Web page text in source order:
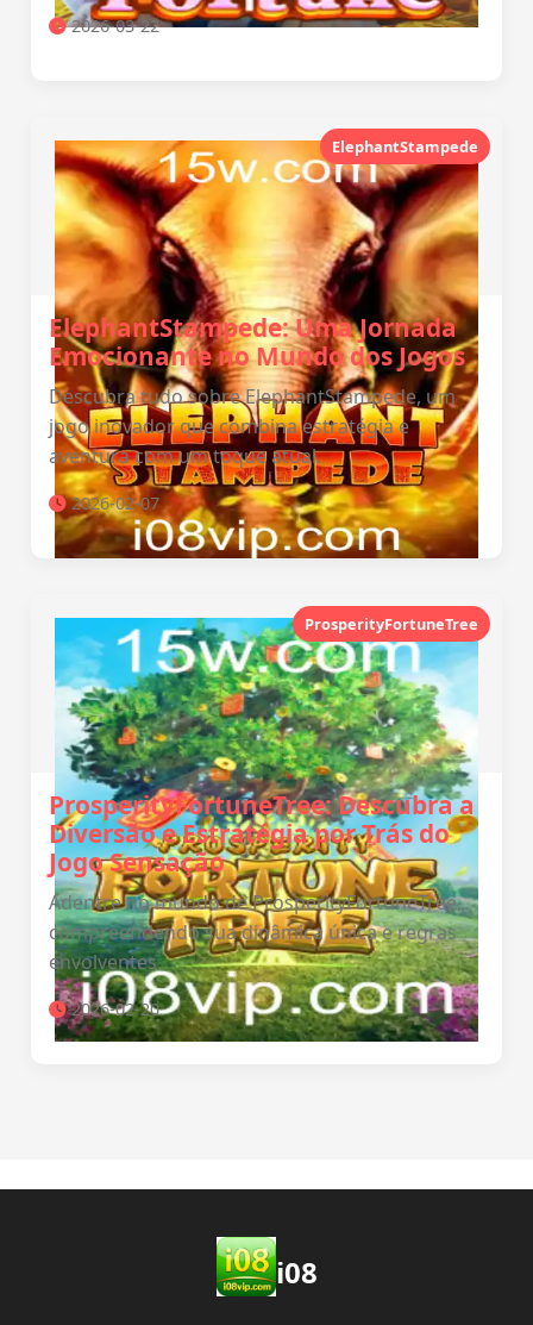
2026-03-22
ElephantStampede
ElephantStampede: Uma Jornada
Emocionante no Mundo dos Jogos
Descubra tudo sobre ElephantStampede, um
jogo inovador que combina estratégia e
aventura com um toque atual.
2026-02-07
ProsperityFortuneTree
ProsperityFortuneTree: Descubra a
Diversão e Estratégia por Trás do
Jogo Sensação
Adentre no mundo de ProsperityFortuneTree,
compreendendo sua dinâmica única e regras
envolventes.
2026-02-20
i08